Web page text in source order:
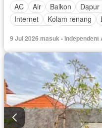
AC
Air Balkon Dapur
Internet
Kolam renang
Halaman
Wifi
9 Jul 2026 masuk - Independent